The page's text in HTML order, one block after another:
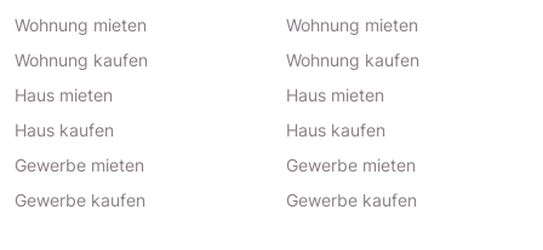
Wohnung mieten
Wohnung kaufen
Haus mieten
Haus kaufen
Gewerbe mieten
Gewerbe kaufen
Wohnung mieten
Wohnung kaufen
Haus mieten
Haus kaufen
Gewerbe mieten
Gewerbe kaufen